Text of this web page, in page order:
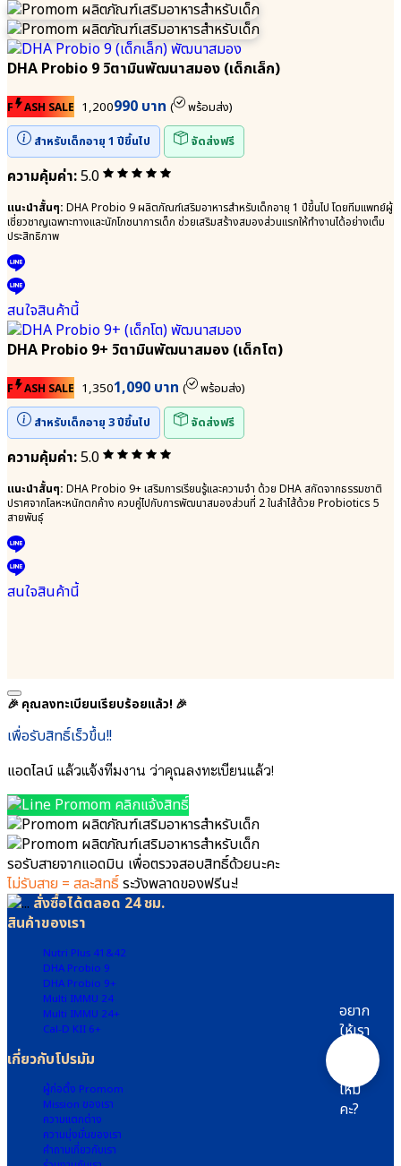
Plantarum
● โพรไบโอติก
Lactobacillus
Gasseri
● กรดอะมิโน
จากธรรมชาติ
SunTheanine
Multi-
IMMU
24/24+ลด
ภูมิแพ้
Multi-
IMMU
Coagulans
● ปกป้องลำไส้
Bifidobacterium
infantis
Bifidobacterium
lactis
● จุลินทรีย์มาก
ประโยชน์
Lactobacillus
● แลคโต
บาซิลลัส แอซิ
อาหาร
● เบต้ากลู
แคน
Beta-
glucan
Wellmune
● จุลินทรีย์ที่
ดี Bacillus
Coagulans
● ปกป้องลำไส้
Bifidobacterium
infantis
● จุลินทรีย์สุขภาพ
Bifidobacterium
lactis
● จุลินทรีย์มาก
ประโยชน์
Lactobacillus
Plantarum
● แลคโต
บาซิลลัส แอซิ
โดฟิลัส
Lactobacillus
Acidophilus
● สาร
อาหาร
สำคัญในนม
แม่ HMOs
9+
●
ธาตุ
เหล็ก
SunActive®
Fe
●
ดี
เอ
ชเอ
(DHA)
แลค
โต
Lactobacillus
Casei
●
เกราะ
สุขภาพ
Lactobacillus
Rhamnosus
●
บิ
โด
แบค
Breve
●
โพรไบ
โอ
ติก
Lactobacillus
Gasseri
●
กรด
อะ
มิ
โน
จาก
ธรรมชาติ
SunTheanine
Multi-
IMMU
24/24+ลด
ภูมิแพ้
⦿
Multi-
IMMU
24/24+
●
จุลินทรีย์
ที่
ดี
Bacillus
DHA Probio 9 วิตามินพัฒนาสมอง (เด็กเล็ก)
F ASH SALE 1,200990 บาท (
พร้อมส่ง)
สำหรับเด็กอายุ 1 ปีขึ้นไป
จัดส่งฟรี
ความคุ้มค่า:5.0
แนะนำสั้นๆ: DHA Probio 9 ผลิตภัณฑ์เสริมอาหารสำหรับเด็กอายุ 1 ปีขึ้นไป โดยทีมแพทย์ผู้
เชี่ยวชาญเฉพาะทางและนักโภชนาการเด็ก ช่วยเสริมสร้างสมองส่วนแรกให้ทำงานได้อย่างเต็ม
ประสิทธิภาพ
สนใจสินค้านี้
DHA Probio 9+ วิตามินพัฒนาสมอง (เด็กโต)
F ASH SALE 1,3501,090 บาท (
พร้อมส่ง)
สำหรับเด็กอายุ 3 ปีขึ้นไป
จัดส่งฟรี
ความคุ้มค่า:5.0
แนะนำสั้นๆ: DHA Probio 9+ เสริมการเรียนรู้และความจำ ด้วย DHA สกัดจากธรรมชาติ
ปราศจากโลหะหนักตกค้าง ควบคู่ไปกับการพัฒนาสมองส่วนที่ 2 ในลำไส้ด้วย Probiotics 5
สายพันธุ์
สนใจสินค้านี้
🎉 คุณลงทะเบียนเรียบร้อยแล้ว! 🎉
เพื่อรับสิทธิ์เร็วขึ้น!!
แอดไลน์ แล้วแจ้งทีมงาน ว่าคุณลงทะเบียนแล้ว!
คลิกแจ้งสิทธิ์
รอรับสายจากแอดมิน เพื่อตรวจสอบสิทธิ์ด้วยนะคะ
ไม่รับสาย = สละสิทธิ์ระวังพลาดของฟรีนะ!
สั่งซื้อได้ตลอด 24 ชม.
สินค้าของเรา
Nutri Plus 41&42
DHA Probio 9
DHA Probio 9+
Multi IMMU 24
Multi IMMU 24+
Cal-D KII 6+
เกี่ยวกับโปรมัม
ผู้ก่อตั้ง Promom
Mission ของเรา
ความแตกต่าง
ความมุ่งมั่นของเรา
คำถามเกี่ยวกับเรา
อยาก
ให้เรา
แนะนำ
ไหม
คะ?